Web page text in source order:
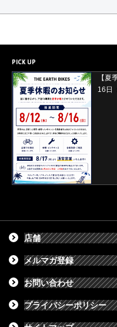
PICK UP
【
試乗
店舗
メルマガ登録
お問い合わせ
プライバシーポリシー